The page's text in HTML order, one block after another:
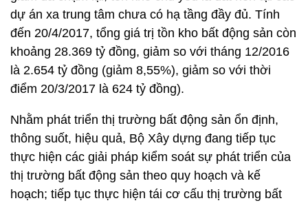
dự án xa trung tâm chưa có hạ tầng đầy đủ. Tính
đến 20/4/2017, tổng giá trị tồn kho bất động sản còn
khoảng 28.369 tỷ đồng, giảm so với tháng 12/2016
là 2.654 tỷ đồng (giảm 8,55%), giảm so với thời
điểm 20/3/2017 là 624 tỷ đồng).
Nhằm phát triển thị trường bất động sản ổn định,
thông suốt, hiệu quả, Bộ Xây dựng đang tiếp tục
thực hiện các giải pháp kiểm soát sự phát triển của
thị trường bất động sản theo quy hoạch và kế
hoạch; tiếp tục thực hiện tái cơ cấu thị trường bất